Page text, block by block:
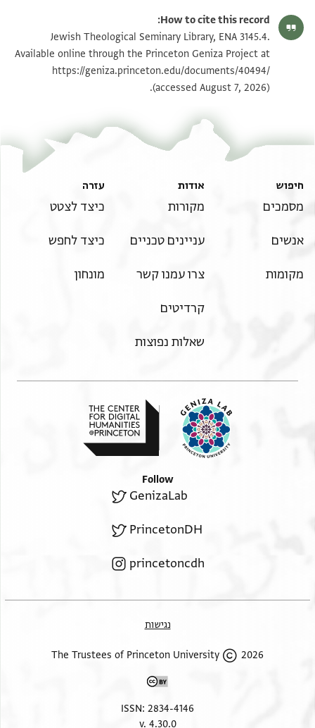
ENA 3145.4 recto הגדל וסובב
תנאי היתר שימוש בתצלום
How to cite this record:
Jewish Theological Seminary Library, ENA 3145.4.
Available online through the Princeton Geniza Project at
https://geniza.princeton.edu/documents/40494/
(accessed August 7, 2026).
חיפוש
מסמכים
אנשים
מקומות
אודות
מקורות
עניינים טכניים
צרו עמנו קשר
קרדיטים
שאלות נפוצות
עזרה
כיצד לצטט
כיצד לחפש
מונחון
Follow
GenizaLab
PrincetonDH
princetoncdh
נגישות
2026 The Trustees of Princeton University
ISSN: 2834-4146
v. 4.30.0